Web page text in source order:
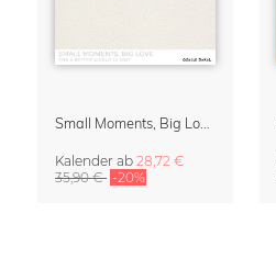
Small Moments, Big Love – Mutterschaftskalender von Giselle Dekel
Kalender ab 28,72 €
35,90 € -20%